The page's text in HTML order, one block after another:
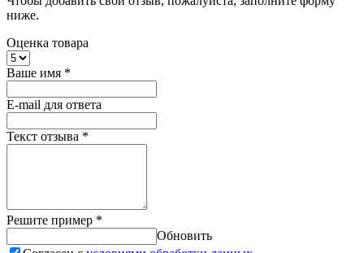
ниже.
Оценка товара
Ваше имя *
E-mail для ответа
Текст отзыва *
Решите пример *
Обновить